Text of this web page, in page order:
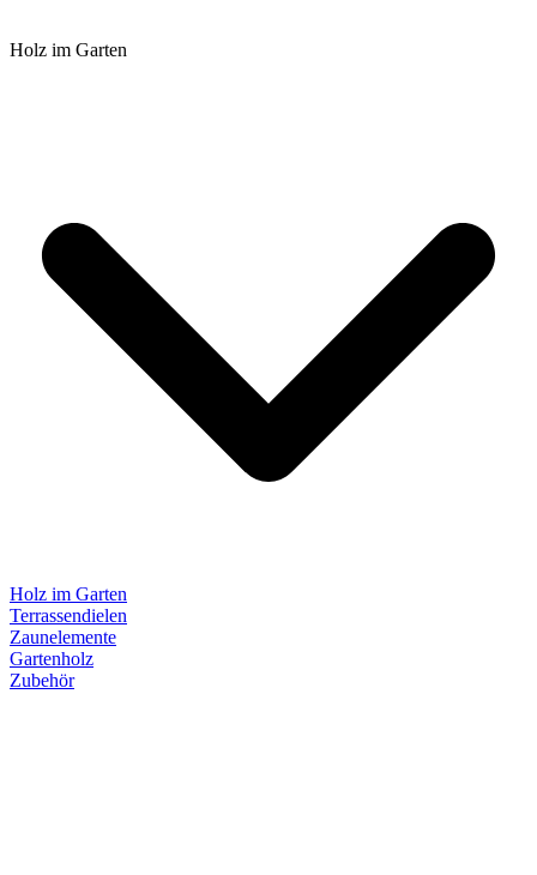
Holz im Garten
Holz im Garten
Terrassendielen
Zaunelemente
Gartenholz
Zubehör